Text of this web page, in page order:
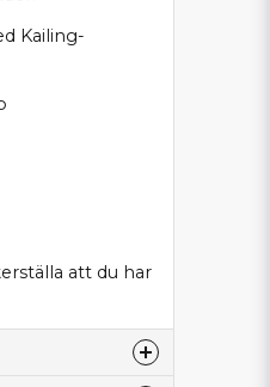
Kailing-
att du har